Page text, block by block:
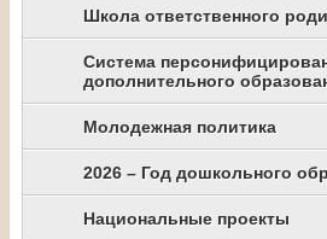
Школа ответственного
Система
дополнительного
Молодежная политика
2026 – Год дошкольного
Национальные проекты